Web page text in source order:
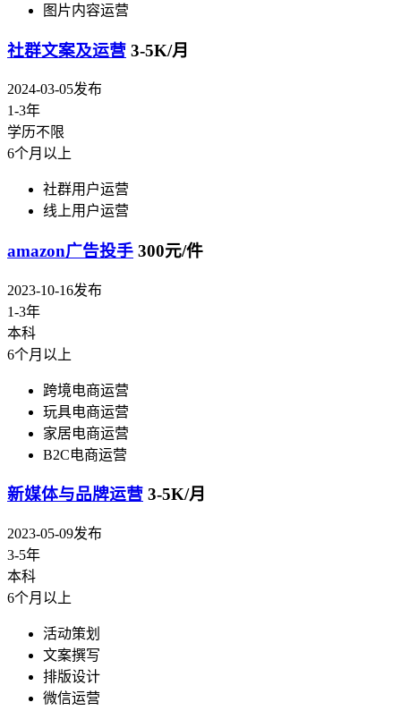
图片内容运营
社群文案及运营 3-5K/月
2024-03-05发布
1-3年
学历不限
6个月以上
社群用户运营
线上用户运营
amazon广告投手 300元/件
2023-10-16发布
1-3年
本科
6个月以上
跨境电商运营
玩具电商运营
家居电商运营
B2C电商运营
新媒体与品牌运营 3-5K/月
2023-05-09发布
3-5年
本科
6个月以上
活动策划
文案撰写
排版设计
微信运营